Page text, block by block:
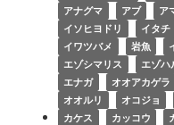
アナグマ
アブ ア
イソヒヨドリ
イタチ
イワツバメ
岩魚
エゾシマリス
エゾハ
エナガ
オオアカゲラ
オオルリ
オコジョ
カケス
カッコウ